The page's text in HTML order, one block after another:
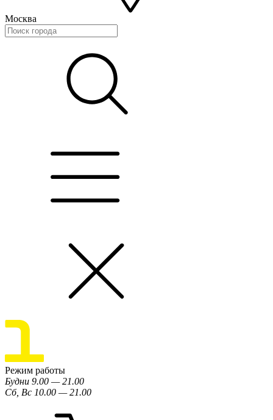
Москва
Режим работы
Будни 9.00 — 21.00
Сб, Вс 10.00 — 21.00